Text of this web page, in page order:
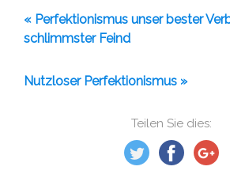
Teilen Sie dies:
« Perfektionismus unser bester
schlimmster Feind
Nutzloser Perfektionismus »